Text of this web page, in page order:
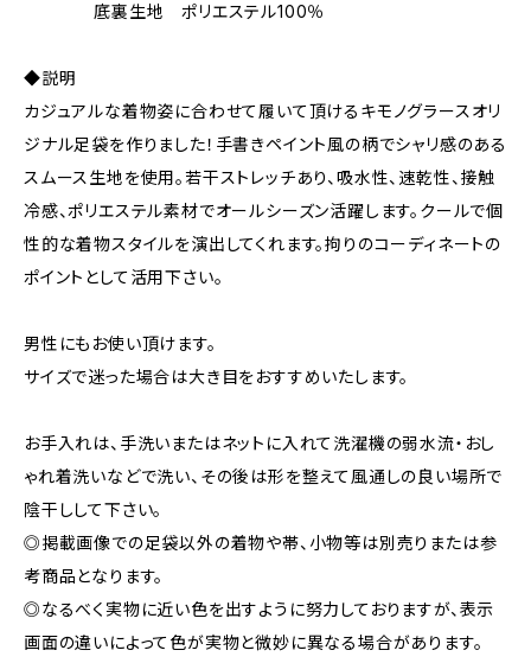
底裏生地 ポリエステル100％
◆説明
カジュアルな着物姿に合わせて履いて頂けるキモノグラースオリ
ジナル足袋を作りました！手書きペイント風の柄でシャリ感のある
スムース生地を使用。若干ストレッチあり、吸水性、速乾性、接触
冷感、ポリエステル素材でオールシーズン活躍します。クールで個
性的な着物スタイルを演出してくれます。拘りのコーディネートの
ポイントとして活用下さい。
男性にもお使い頂けます。
サイズで迷った場合は大き目をおすすめいたします。
お手入れは、手洗いまたはネットに入れて洗濯機の弱水流・おし
ゃれ着洗いなどで洗い、その後は形を整えて風通しの良い場所で
陰干しして下さい。
◎掲載画像での足袋以外の着物や帯、小物等は別売りまたは参
考商品となります。
◎なるべく実物に近い色を出すように努力しておりますが、表示
画面の違いによって色が実物と微妙に異なる場合があります。